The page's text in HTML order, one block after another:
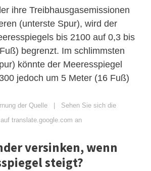
ihre Treibhausgasemissionen
(unterste Spur), wird der
bis 2100 auf 0,3 bis
begrenzt. Im schlimmsten
könnte der Meeresspiegel
jedoch um 5 Meter (16 Fuß)
der Quelle | Sehen Sie sich die
translate.google.com an
versinken, wenn
steigt?